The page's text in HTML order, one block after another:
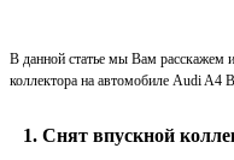
В данной статье мы Вам расскажем
коллектора на автомобиле Audi A4
1. Снят впускной